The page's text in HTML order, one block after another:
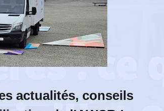
: ce
actualités, conseils